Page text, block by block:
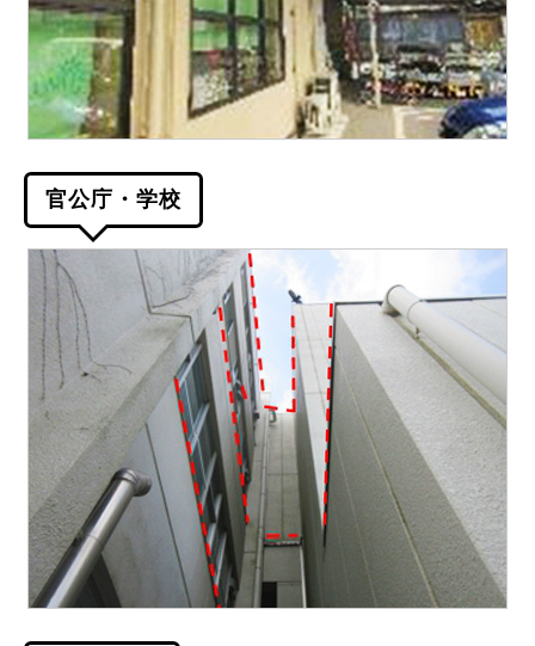
官公庁・学校